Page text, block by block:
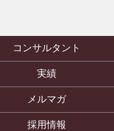
コンサルタント
実績
メルマガ
採用情報